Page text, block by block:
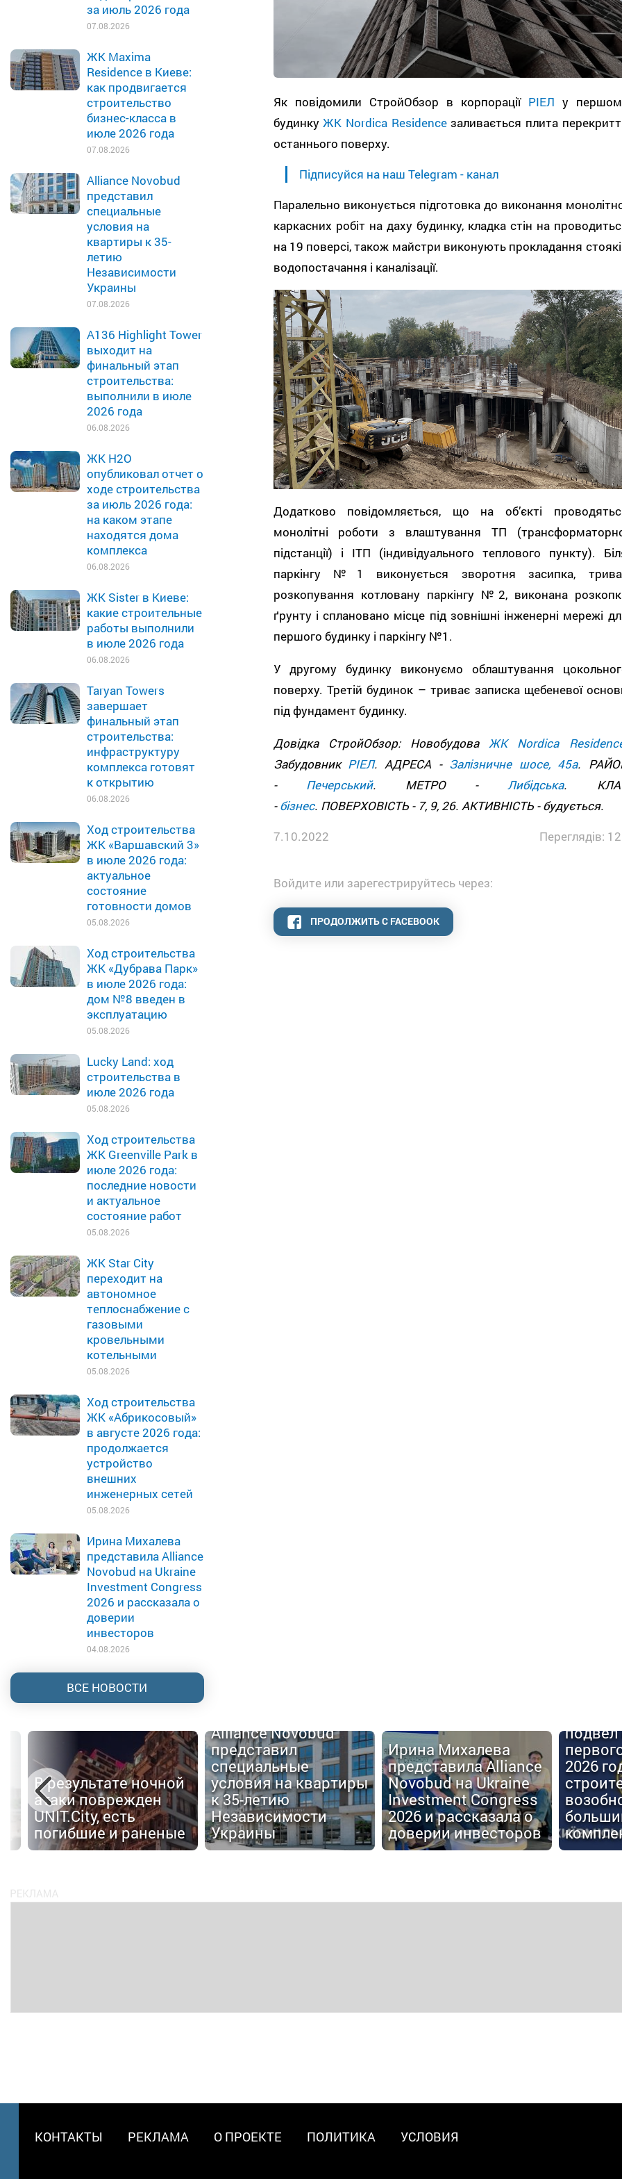
за июль 2026 года
07.08.2026
ЖК Maxima
Residence в Киеве:
как продвигается
строительство
бизнес-класса в
июле 2026 года
07.08.2026
Alliance Novobud
представил
специальные
условия на
квартиры к 35-
летию
Независимости
Украины
07.08.2026
A136 Highlight Tower
выходит на
финальный этап
строительства:
выполнили в июле
2026 года
06.08.2026
ЖК H2O
опубликовал отчет о
ходе строительства
за июль 2026 года:
на каком этапе
находятся дома
комплекса
06.08.2026
ЖК Sister в Киеве:
какие строительные
работы выполнили
в июле 2026 года
06.08.2026
Taryan Towers
завершает
финальный этап
строительства:
инфраструктуру
комплекса готовят
к открытию
06.08.2026
Ход строительства
ЖК «Варшавский 3»
в июле 2026 года:
актуальное
состояние
готовности домов
05.08.2026
Ход строительства
ЖК «Дубрава Парк»
в июле 2026 года:
дом №8 введен в
эксплуатацию
05.08.2026
Lucky Land: ход
строительства в
июле 2026 года
05.08.2026
Ход строительства
ЖК Greenville Park в
июле 2026 года:
последние новости
и актуальное
состояние работ
05.08.2026
ЖК Star City
переходит на
автономное
теплоснабжение с
газовыми
кровельными
котельными
05.08.2026
Ход строительства
ЖК «Абрикосовый»
в августе 2026 года:
продолжается
устройство
внешних
инженерных сетей
05.08.2026
Ирина Михалева
представила Alliance
Novobud на Ukraine
Investment Congress
2026 и рассказала о
доверии
инвесторов
04.08.2026
ВСЕ НОВОСТИ
Як повідомили СтройОбзор в корпорації РІЕЛ у
будинкуЖК Nordica Residenceзаливається плита
останнього поверху.
Підписуйся на наш Telegram - канал
Паралельно виконується підготовка до виконання
каркасних робіт на даху будинку, кладка стін на
на 19 поверсі, також майстри виконують прокладання
водопостачання і каналізації.
Додатково повідомляється, що на об’єкті
монолітні роботи з влаштування ТП
підстанції) і ІТП (індивідуального теплового пункту).
паркінгу №1 виконується зворотня засипка,
розкопування котловану паркінгу №2, виконана
ґрунту і сплановано місце під зовнішні інженерні мережі
першого будинку і паркінгу №1.
У другому будинку виконуємо облаштування
поверху. Третій будинок – триває записка щебеневої
під фундамент будинку.
Довідка СтройОбзор: НовобудоваЖК Nordica
Забудовник РІЕЛ. АДРЕСА - Залізничне шосе, 45а.
- Печерський. МЕТРО -Либідська.
-бізнес. ПОВЕРХОВІСТЬ - 7, 9, 26. АКТИВНІСТЬ - будується.
7.10.2022
Переглядів:
Войдите или зарегестрируйтесь через:
ПРОДОЛЖИТЬ С FACEBOOK
В результате ночной
атаки поврежден
UNIT.City, есть
погибшие и раненые
Alliance Novobud
представил
специальные
условия на квартиры
к 35-летию
Независимости
Украины
Ирина Михалева
представила Alliance
Novobud на Ukraine
Investment Congress
2026 и рассказала о
доверии инвесторов
подвел
2026
МЕНЮ
КОНТАКТЫ РЕКЛАМА О ПРОЕКТЕ ПОЛИТИКА УСЛОВИЯ